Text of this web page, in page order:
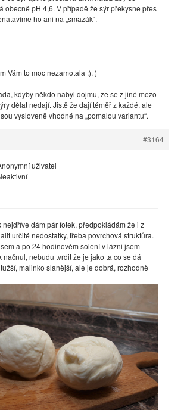
obecně pH 4,6. V případě že sýr překysne přes
ho ani na „smažák“.
Vám to moc nezamotala :). )
kdyby někdo nabyl dojmu, že se z jiné mezo
dělat nedají. Jistě že dají téměř z každé, ale
vysloveně vhodné na „pomalou variantu“.
#3164
uživatel
nejdříve dám pár fotek, předpokládám že i z
určité nedostatky, třeba povrchová struktůra.
a po 24 hodinovém solení v lázni jsem
nebudu tvrdit že je jako ta co se dá
malinko slanější, ale je dobrá, rozhodně